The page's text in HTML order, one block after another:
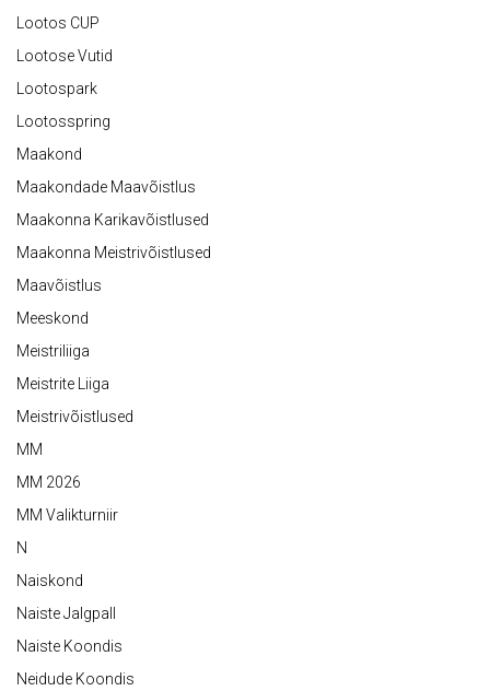
Lootos CUP
Lootose Vutid
Lootospark
Lootosspring
Maakond
Maakondade Maavõistlus
Maakonna Karikavõistlused
Maakonna Meistrivõistlused
Maavõistlus
Meeskond
Meistriliiga
Meistrite Liiga
Meistrivõistlused
MM
MM 2026
MM Valikturniir
N
Naiskond
Naiste Jalgpall
Naiste Koondis
Neidude Koondis